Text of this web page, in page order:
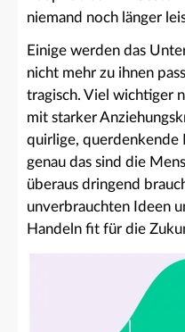
niemand noch länger
Einige werden das
nicht mehr zu ihnen
tragisch. Viel wichtiger
mit starker
quirlige, querdenkende
genau das sind die
überaus dringend
unverbrauchten Ideen
Handeln fit für die